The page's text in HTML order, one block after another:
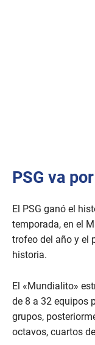
PSG va
El PSG ganó el
temporada, en el
trofeo del año y el
historia.
El «Mundialito»
de 8 a 32 equipos
grupos,
octavos, cuartos